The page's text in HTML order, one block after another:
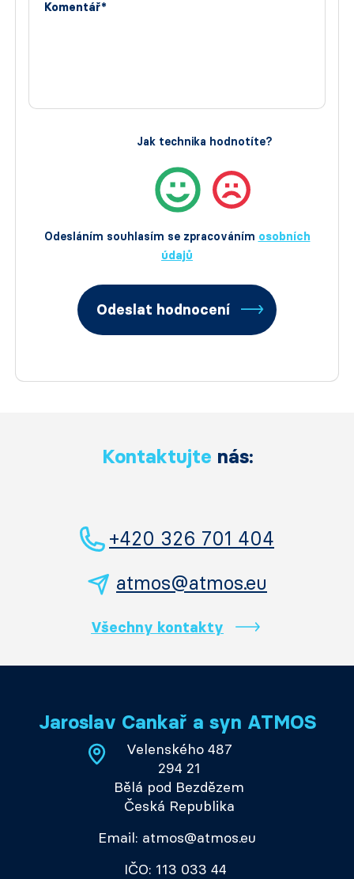
Komentář*
Odesláním souhlasím se zpracováním osobních
údajů
Jak technika hodnotíte?
Odeslat hodnocení
Kontaktujte nás:
+420 326 701 404
atmos@atmos.eu
Všechny kontakty
Jaroslav Cankař a syn ATMOS
Velenského 487
294 21
Bělá pod Bezdězem
Česká Republika
Email: atmos@atmos.eu
IČO: 113 033 44